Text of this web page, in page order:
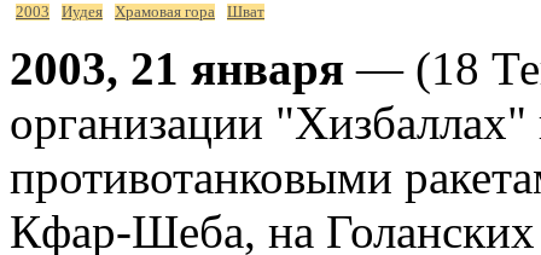
2003 Иудея Храмовая гора Шват
2003, 21 января — (18
организации
противотанковыми
Кфар-Шеба, на Голанских